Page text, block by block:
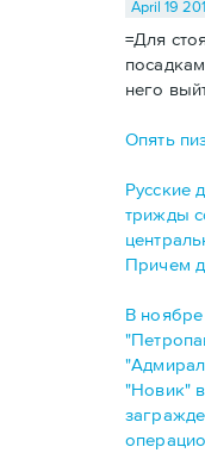
April 19
=Для
него
Опять
Русские
трижды
Причем
В
"Новик"